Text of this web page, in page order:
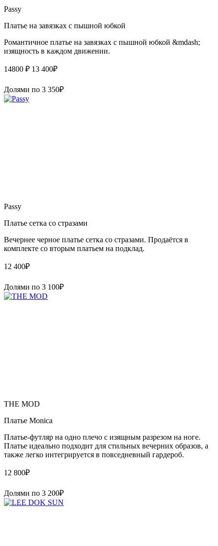
Passy
Платье на завязках с пышной юбкой
Романтичное платье на завязках с пышной юбкой &mdash;
изящность в каждом движении.
14800 ₽ 13 400₽
Долями по 3 350₽
Passy
Платье сетка со стразами
Вечернее черное платье сетка со стразами. Продаётся в
комплекте со вторым платьем на подклад.
12 400₽
Долями по 3 100₽
THE MOD
Платье Monica
Платье-футляр на одно плечо с изящным разрезом на ноге.
Платье идеально подходит для стильных вечерних образов, а
также легко интегрируется в повседневный гардероб.
12 800₽
Долями по 3 200₽